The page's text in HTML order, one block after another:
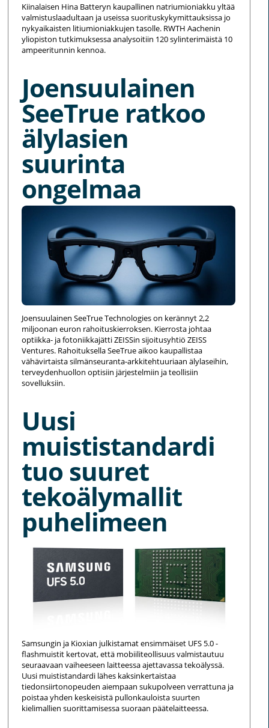
Kiinalaisen Hina Batteryn kaupallinen natriumioniakku yltää
valmistuslaadultaan ja useissa suorituskykymittauksissa jo
nykyaikaisten litiumioniakkujen tasolle. RWTH Aachenin
yliopiston tutkimuksessa analysoitiin 120 sylinterimäistä 10
ampeeritunnin kennoa.
Joensuulainen
SeeTrue ratkoo
älylasien
suurinta
ongelmaa
Joensuulainen SeeTrue Technologies on kerännyt 2,2
miljoonan euron rahoituskierroksen. Kierrosta johtaa
optiikka- ja fotoniikkajätti ZEISSin sijoitusyhtiö ZEISS
Ventures. Rahoituksella SeeTrue aikoo kaupallistaa
vähävirtaista silmänseuranta-arkkitehtuuriaan älylaseihin,
terveydenhuollon optisiin järjestelmiin ja teollisiin
sovelluksiin.
Uusi
muististandardi
tuo suuret
tekoälymallit
puhelimeen
Samsungin ja Kioxian julkistamat ensimmäiset UFS 5.0 -
flashmuistit kertovat, että mobiiliteollisuus valmistautuu
seuraavaan vaiheeseen laitteessa ajettavassa tekoälyssä.
Uusi muististandardi lähes kaksinkertaistaa
tiedonsiirtonopeuden aiempaan sukupolveen verrattuna ja
poistaa yhden keskeisistä pullonkauloista suurten
kielimallien suorittamisessa suoraan päätelaitteessa.